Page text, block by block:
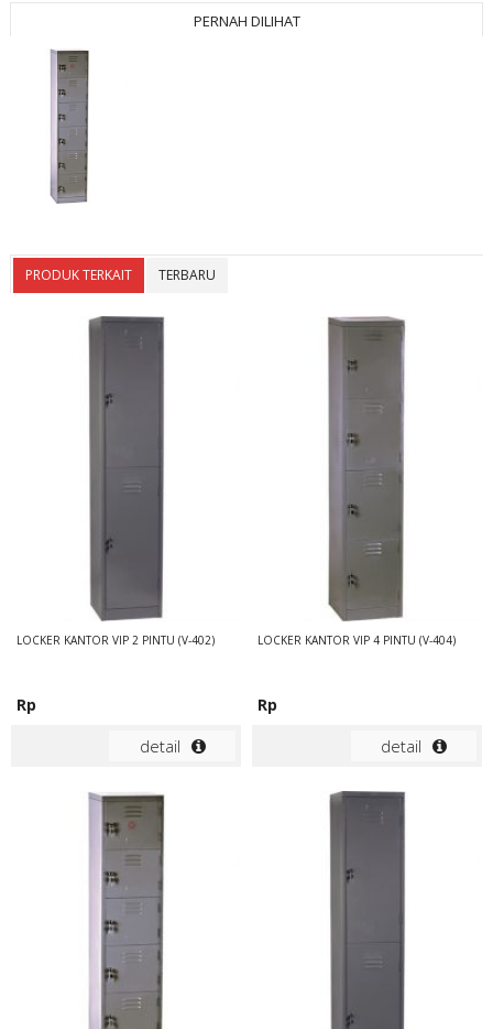
PERNAH DILIHAT
PRODUK TERKAIT TERBARU
LOCKER KANTOR VIP 2 PINTU (V-402)
Rp
detail
LOCKER KANTOR VIP 4 PINTU (V-404)
Rp
detail